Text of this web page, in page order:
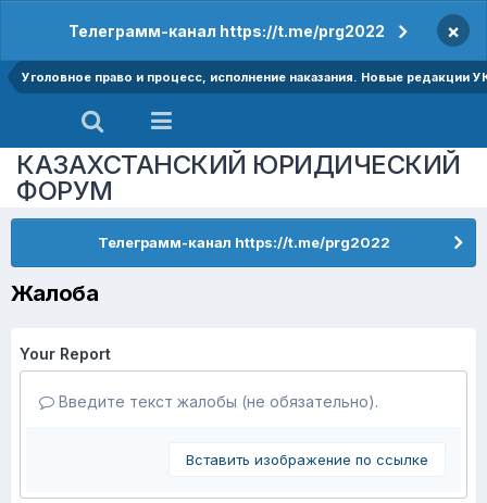
Телеграмм-канал https://t.me/prg2022 ×
Уголовное право и процесс, исполнение наказания. Новые редакции
КАЗАХСТАНСКИЙ ЮРИДИЧЕСКИЙ
ФОРУМ
Телеграмм-канал https://t.me/prg2022
Жалоба
Your Report
Введите текст жалобы (не обязательно).
Вставить изображение по ссылке